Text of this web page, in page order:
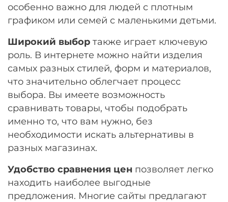
особенно важно для людей с плотным
графиком или семей с маленькими детьми.
Широкий выбор также играет ключевую
роль. В интернете можно найти изделия
самых разных стилей, форм и материалов,
что значительно облегчает процесс
выбора. Вы имеете возможность
сравнивать товары, чтобы подобрать
именно то, что вам нужно, без
необходимости искать альтернативы в
разных магазинах.
Удобство сравнения цен позволяет легко
находить наиболее выгодные
предложения. Многие сайты предлагают